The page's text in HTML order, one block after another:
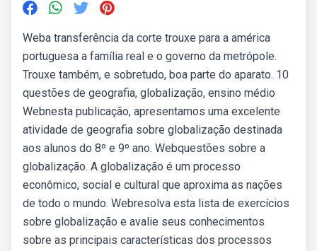
Weba transferência da corte trouxe para a américa
portuguesa a família real e o governo da metrópole.
Trouxe também, e sobretudo, boa parte do aparato. 10
questões de geografia, globalização, ensino médio
Webnesta publicação, apresentamos uma excelente
atividade de geografia sobre globalização destinada
aos alunos do 8º e 9º ano. Webquestões sobre a
globalização. A globalização é um processo
econômico, social e cultural que aproxima as nações
de todo o mundo. Webresolva esta lista de exercícios
sobre globalização e avalie seus conhecimentos
sobre as principais características dos processos